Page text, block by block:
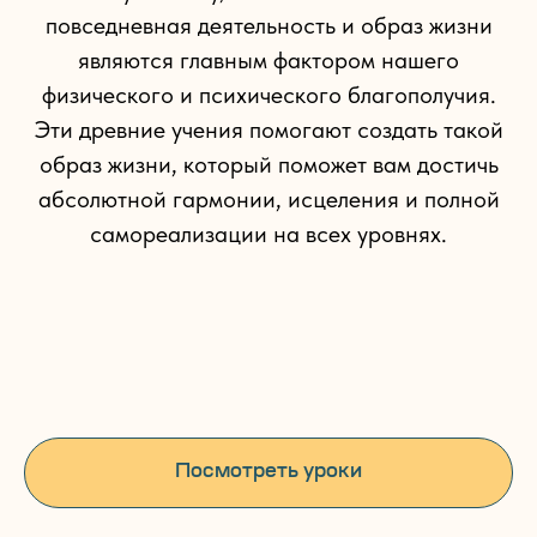
повседневная деятельность и образ жизни
являются главным фактором нашего
физического и психического благополучия.
Эти древние учения помогают создать такой
образ жизни, который поможет вам достичь
абсолютной гармонии, исцеления и полной
самореализации на всех уровнях.
Посмотреть уроки